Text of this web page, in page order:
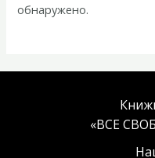
обнаружено.
«ВСЕ